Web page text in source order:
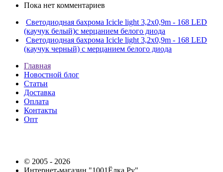
Пока нет комментариев
Светодиодная бахрома Icicle light 3,2x0,9m - 168 LED
(каучук белый)с мерцанием белого диода
Светодиодная бахрома Icicle light 3,2x0,9m - 168 LED
(каучук черный) с мерцанием белого диода
Главная
Новостной блог
Статьи
Доставка
Оплата
Контакты
Опт
© 2005 - 2026
Интернет-магазин "1001Ёлка.Ру"